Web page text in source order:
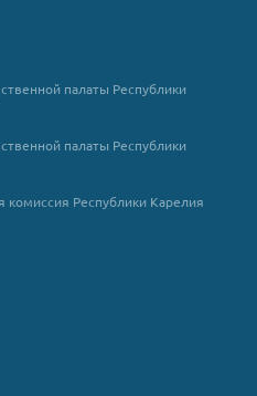
палаты Республики
палаты Республики
Республики Карелия